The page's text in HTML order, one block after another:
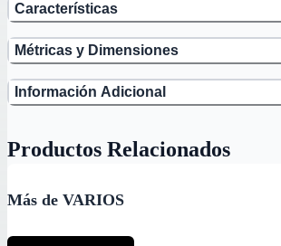
Características
Métricas y Dimensiones
Información Adicional
Productos Relacionados
Más de VARIOS